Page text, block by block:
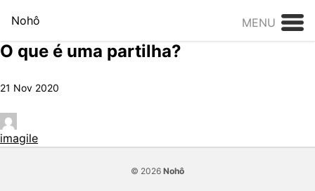
Nohô
MENU
O que é uma partilha?
21 Nov 2020
imagile
© 2026 Nohô